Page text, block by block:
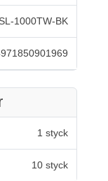
SL-1000TW-BK
1 styck
10 styck